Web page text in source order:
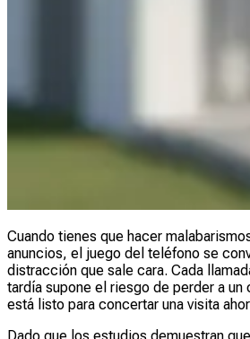
Cuando tienes que hacer
anuncios, el juego del teléfono se
distracción que sale cara. Cada
tardía supone el riesgo de perder a un
está listo para concertar una visita